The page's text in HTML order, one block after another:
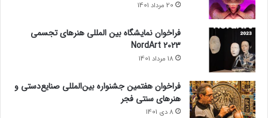
20 مرداد 1401
فراخوان نمایشگاه بین المللی هنرهای تجسمی
NordArt 2023
18 مرداد 1401
فراخوان هفتمین جشنواره بین‌المللی صنایع‌دستی و
هنرهای سنتی فجر
8 دی 1401